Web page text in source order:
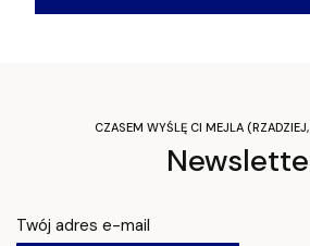
CZASEM WYŚLĘ CI MEJLA
Twój adres e-mail